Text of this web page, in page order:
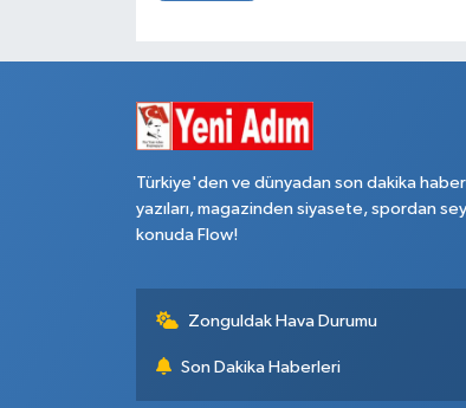
Türkiye'den ve dünyadan son dakika
yazıları, magazinden siyasete, spordan
konuda Flow!
Zonguldak Hava Durumu
Son Dakika Haberleri